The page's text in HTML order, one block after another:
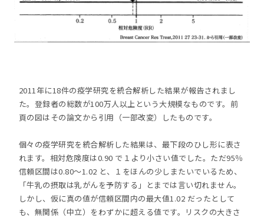
2011年に18件の疫学研究を統合解析した結果が報告されまし
た。登録者の総数が100万人以上という大規模なものです。前
頁の図はその論文から引用（一部改変）したものです。
個々の疫学研究を統合解析した結果は、最下段のひし形に表さ
れます。相対危険度は0.90 で１より小さい値でした。ただ95％
信頼区間は0.80〜1.02 と、１をほんの少しまたいでいるため、
「牛乳の摂取は乳がんを予防する」とまでは言い切れません。
しかし、仮に真の値が信頼区間内の最大値1.02 だったとして
も、無関係（中立）をわずかに超える値です。リスクの大きさ